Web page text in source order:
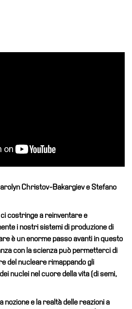
Christov-Bakargiev e Stefano
ci costringe a reinventare e
i nostri sistemi di produzione di
è un enorme passo avanti in questo
con la scienza può permetterci di
del nucleare rimappando gli
nuclei nel cuore della vita (di semi,
nozione e la realtà delle reazioni a